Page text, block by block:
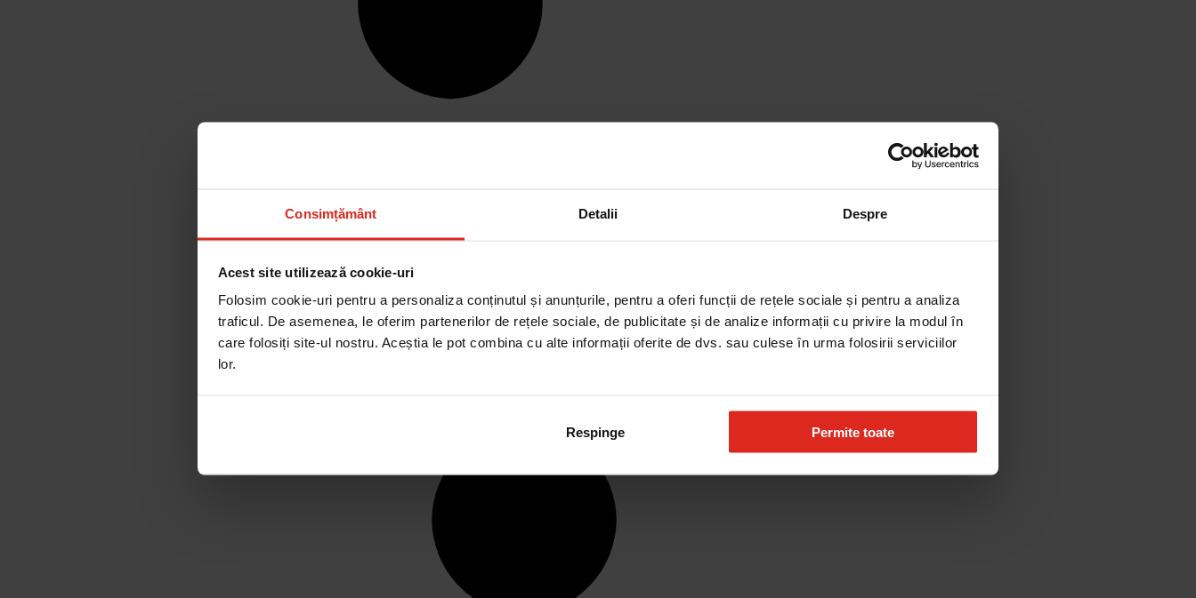
Consimțământ Detalii Despre
Acest site utilizează cookie-uri
Folosim cookie-uri pentru a personaliza conținutul și anunțurile, pentru a oferi funcții de rețele sociale și pentru a analiza
traficul. De asemenea, le oferim partenerilor de rețele sociale, de publicitate și de analize informații cu privire la modul în
care folosiți site-ul nostru. Aceștia le pot combina cu alte informații oferite de dvs. sau culese în urma folosirii serviciilor
lor.
Respinge Permite toate